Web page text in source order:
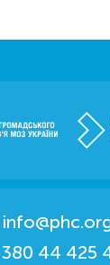
44 425